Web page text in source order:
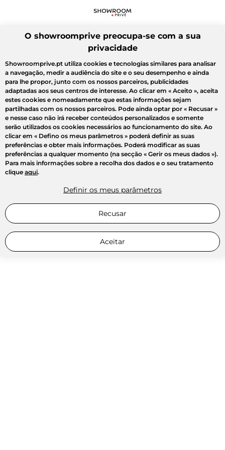
O showroomprive preocupa-se com a sua
privacidade
Showroomprive.pt utiliza cookies e tecnologias similares para analisar
a navegação, medir a audiência do site e o seu desempenho e ainda
para lhe propor, junto com os nossos parceiros, publicidades
adaptadas aos seus centros de interesse. Ao clicar em « Aceito », aceita
estes cookies e nomeadamente que estas informações sejam
partilhadas com os nossos parceiros. Pode ainda optar por « Recusar »
e nesse caso não irá receber conteúdos personalizados e somente
serão utilizados os cookies necessários ao funcionamento do site. Ao
clicar em « Defino os meus parâmetros » poderá definir as suas
preferências e obter mais informações. Poderá modificar as suas
preferências a qualquer momento (na secção « Gerir os meus dados »).
Para mais informações sobre a recolha dos dados e o seu tratamento
clique aqui.
Definir os meus parâmetros
Recusar
Aceitar